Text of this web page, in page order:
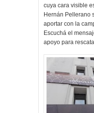
cuya cara visible
Hernán Pellerano
aportar con la
Escuchá el
apoyo para